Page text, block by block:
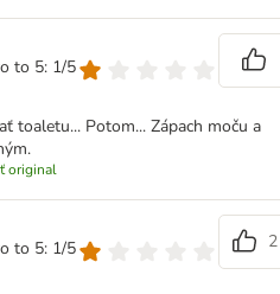
to 5: 1/5
toaletu... Potom... Zápach moču a
original
to 5: 1/5
2